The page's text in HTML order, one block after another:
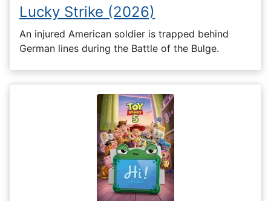
Lucky Strike (2026)
An injured American soldier is trapped behind
German lines during the Battle of the Bulge.